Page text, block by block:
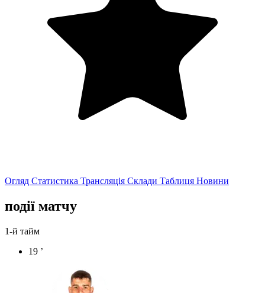
Огляд Статистика Трансляція Склади Таблиця Новини
події матчу
1-й тайм
19 ’